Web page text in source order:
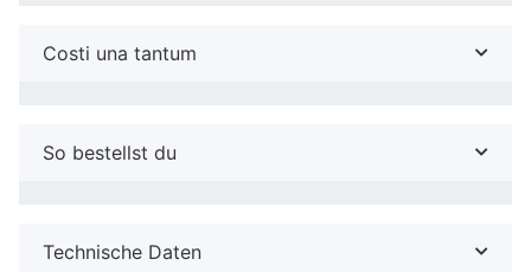
Costi una tantum
So bestellst du
Technische Daten